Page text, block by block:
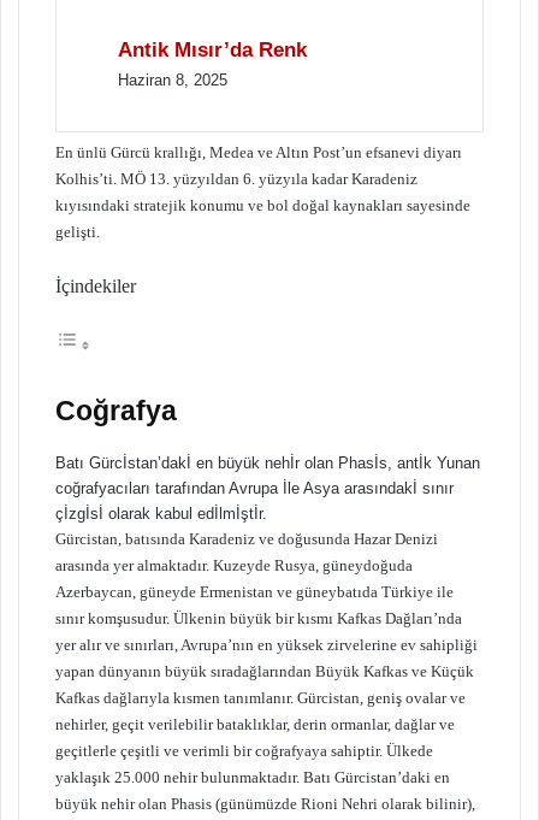
Antik Mısır’da Renk
Haziran 8, 2025
En ünlü Gürcü krallığı, Medea ve Altın Post’un efsanevi diyarı
Kolhis’ti. MÖ 13. yüzyıldan 6. yüzyıla kadar Karadeniz
kıyısındaki stratejik konumu ve bol doğal kaynakları sayesinde
gelişti.
İçindekiler
Coğrafya
Batı Gürcİstan’dakİ en büyük nehİr olan Phasİs, antİk Yunan
coğrafyacıları tarafından Avrupa İle Asya arasındakİ sınır
çİzgİsİ olarak kabul edİlmİştİr.
Gürcistan, batısında Karadeniz ve doğusunda Hazar Denizi
arasında yer almaktadır. Kuzeyde Rusya, güneydoğuda
Azerbaycan, güneyde Ermenistan ve güneybatıda Türkiye ile
sınır komşusudur. Ülkenin büyük bir kısmı Kafkas Dağları’nda
yer alır ve sınırları, Avrupa’nın en yüksek zirvelerine ev sahipliği
yapan dünyanın büyük sıradağlarından Büyük Kafkas ve Küçük
Kafkas dağlarıyla kısmen tanımlanır. Gürcistan, geniş ovalar ve
nehirler, geçit verilebilir bataklıklar, derin ormanlar, dağlar ve
geçitlerle çeşitli ve verimli bir coğrafyaya sahiptir. Ülkede
yaklaşık 25.000 nehir bulunmaktadır. Batı Gürcistan’daki en
büyük nehir olan Phasis (günümüzde Rioni Nehri olarak bilinir),